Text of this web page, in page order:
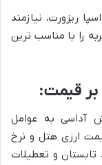
ریزورت، نیازمند
را با مناسب ترین
بر قیمت:
آداسی به عوامل
ارزی هتل و نرخ
تابستان و تعطیلات